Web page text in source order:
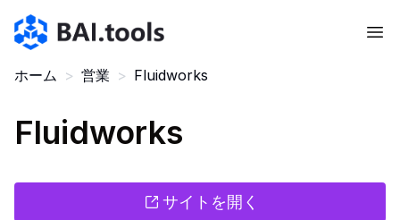
Bai.tools
ホーム > 営業 > Fluidworks
Fluidworks
サイトを開く